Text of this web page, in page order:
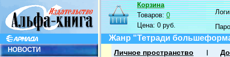
НОВОСТИ
Корзина
Товаров:0
Цена:0 руб.
Жанр "Тетради
Личное пространство